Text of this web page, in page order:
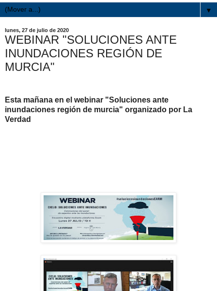
▼
lunes, 27 de julio de 2020
WEBINAR "SOLUCIONES ANTE
INUNDACIONES REGIÓN DE
MURCIA"
Esta mañana en el webinar "Soluciones ante
inundaciones región de murcia" organizado por La
Verdad